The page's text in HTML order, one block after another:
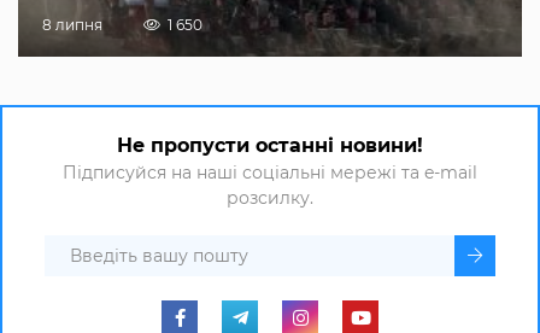
8 липня 1 650
Не пропусти останні новини!
Підписуйся на наші соціальні мережі та e-mail
розсилку.